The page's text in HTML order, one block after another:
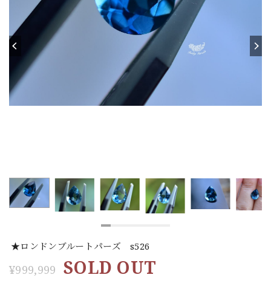
★ロンドンブルートパーズ s526
¥999,999 SOLD OUT